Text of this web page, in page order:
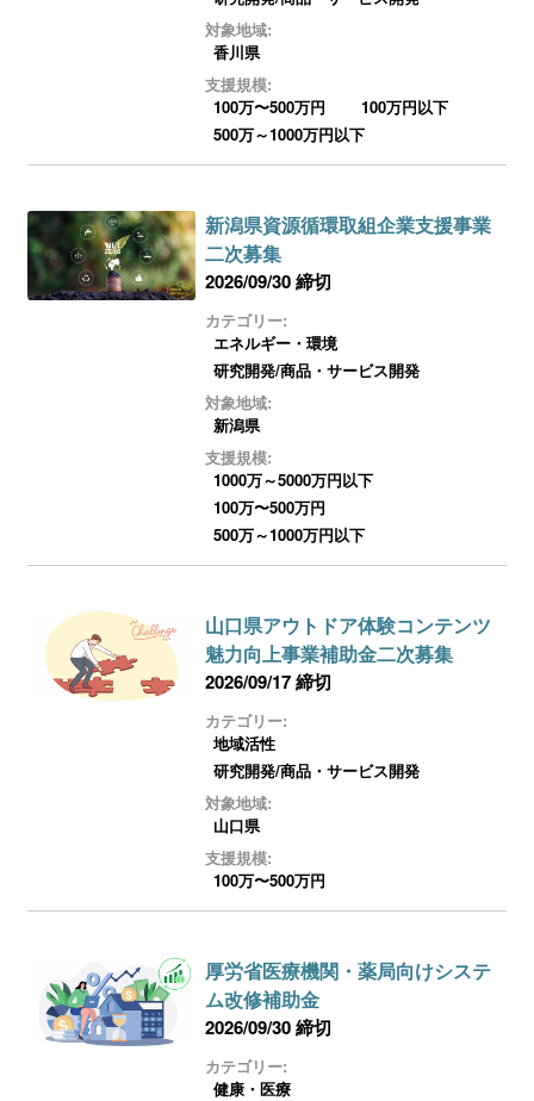
対象地域:
香川県
支援規模:
100万〜500万円
100万円以下
500万～1000万円以下
新潟県資源循環取組企業支援事業
二次募集
2026/09/30 締切
カテゴリー:
エネルギー・環境
研究開発/商品・サービス開発
対象地域:
新潟県
支援規模:
1000万～5000万円以下
100万〜500万円
500万～1000万円以下
山口県アウトドア体験コンテンツ
魅力向上事業補助金二次募集
2026/09/17 締切
カテゴリー:
地域活性
研究開発/商品・サービス開発
対象地域:
山口県
支援規模:
100万〜500万円
厚労省医療機関・薬局向けシステ
ム改修補助金
2026/09/30 締切
カテゴリー:
健康・医療